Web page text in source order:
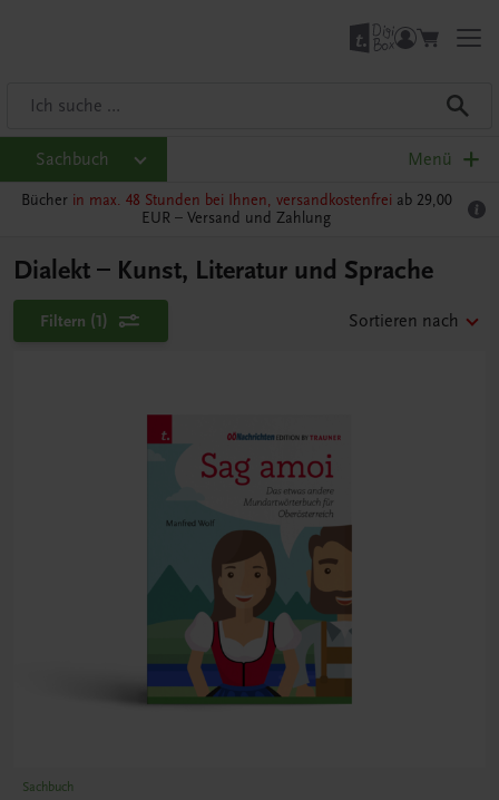
Sachbuch Menü
Bücher in max. 48 Stunden bei Ihnen, versandkostenfrei ab 29,00
EUR – Versand und Zahlung
Dialekt – Kunst, Literatur und Sprache
Filtern (1) Sortieren nach
Sachbuch